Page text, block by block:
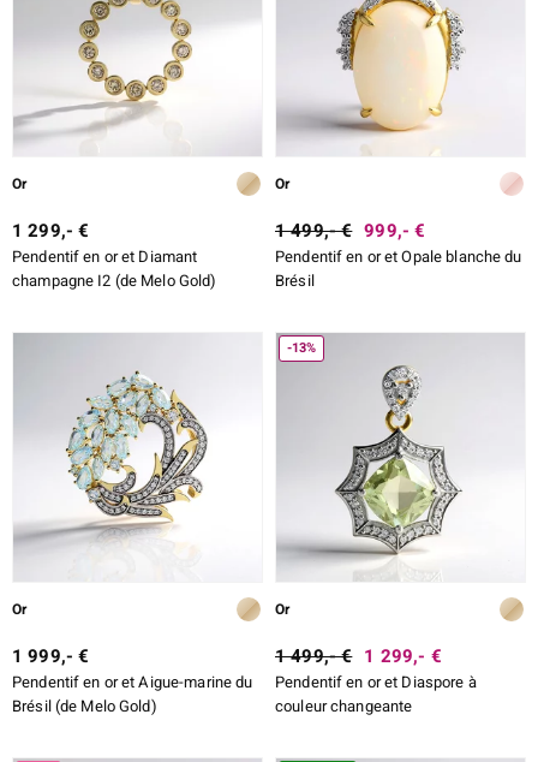
Or
1 299,- €
Pendentif en or et Diamant
champagne I2 (de Melo Gold)
Or
1 499,- € 999,- €
Pendentif en or et Opale blanche du
Brésil
Or
1 999,- €
Pendentif en or et Aigue-marine du
Brésil (de Melo Gold)
-13%
Or
1 499,- € 1 299,- €
Pendentif en or et Diaspore à
couleur changeante